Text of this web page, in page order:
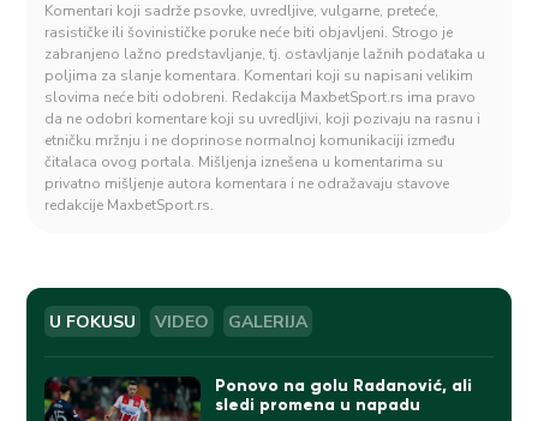
Komentari koji sadrže psovke, uvredljive, vulgarne, preteće,
rasističke ili šovinističke poruke neće biti objavljeni. Strogo je
zabranjeno lažno predstavljanje, tj. ostavljanje lažnih podataka u
poljima za slanje komentara. Komentari koji su napisani velikim
slovima neće biti odobreni. Redakcija MaxbetSport.rs ima pravo
da ne odobri komentare koji su uvredljivi, koji pozivaju na rasnu i
etničku mržnju i ne doprinose normalnoj komunikaciji između
čitalaca ovog portala. Mišljenja iznešena u komentarima su
privatno mišljenje autora komentara i ne odražavaju stavove
redakcije MaxbetSport.rs.
U FOKUSU VIDEO GALERIJA
Ponovo na golu Radanović, ali
sledi promena u napadu